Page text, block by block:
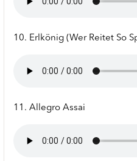
10. Erlkönig (Wer Reitet So
11. Allegro Assai